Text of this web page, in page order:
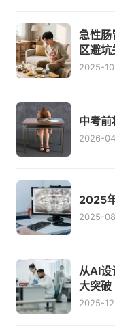
急性肠
区避坑
2025-
中考
2026-
2025
2025-
从AI
大突破
2025-